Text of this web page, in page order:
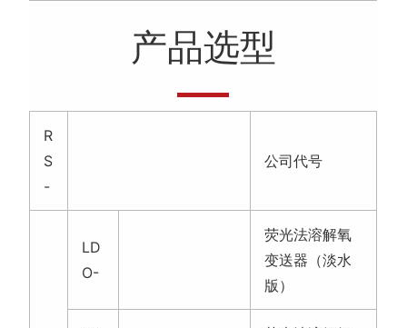
产品选型
R
S
-
公司代号
LD
O-
荧光法溶解氧
变送器（淡水
版）